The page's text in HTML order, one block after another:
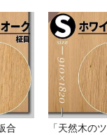
合
「天然木の